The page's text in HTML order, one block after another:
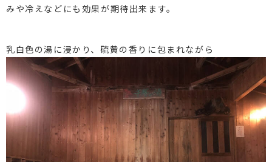
みや冷えなどにも効果が期待出来ます。
乳白色の湯に浸かり、硫黄の香りに包まれながら